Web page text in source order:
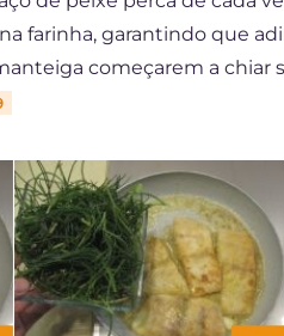
farinha, garantindo que
começarem a chiar